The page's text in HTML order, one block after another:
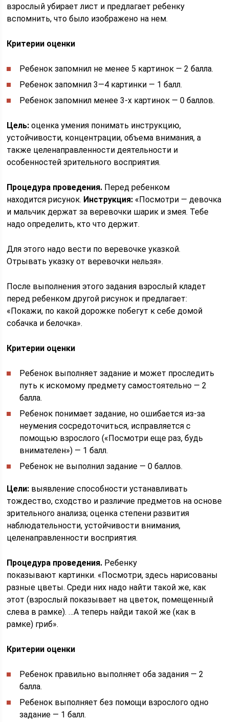
взрослый убирает лист и предлагает ребенку
вспомнить, что было изображено на нем.
Критерии оценки
Ребенок запомнил не менее 5 картинок — 2 балла.
Ребенок запомнил 3—4 картинки — 1 балл.
Ребенок запомнил менее 3-х картинок — 0 баллов.
Цель: оценка умения понимать инструкцию,
устойчивости, концентрации, объема внимания, а
также целенаправленности деятельности и
особенностей зрительного восприятия.
Процедура проведения. Перед ребенком
находится рисунок. Инструкция: «Посмотри — девочка
и мальчик держат за веревочки шарик и змея. Тебе
надо определить, кто что держит.
Для этого надо вести по веревочке указкой.
Отрывать указку от веревочки нельзя».
После выполнения этого задания взрослый кладет
перед ребенком другой рисунок и предлагает:
«Покажи, по какой дорожке побегут к себе домой
собачка и белочка».
Критерии оценки
Ребенок выполняет задание и может проследить
путь к искомому предмету самостоятельно — 2
балла.
Ребенок понимает задание, но ошибается из-за
неумения сосредоточиться, исправляется с
помощью взрослого («Посмотри еще раз, будь
внимателен») — 1 балл.
Ребенок не выполнил задание — 0 баллов.
Цели: выявление способности устанавливать
тождество, сходство и различие предметов на основе
зрительного анализа; оценка степени развития
наблюдательности, устойчивости внимания,
целенаправленности восприятия.
Процедура проведения. Ребенку
показывают картинки. «Посмотри, здесь нарисованы
разные цветы. Среди них надо найти такой же, как
этот (взрослый показывает на цветок, помещенный
слева в рамке). …А теперь найди такой же (как в
рамке) гриб».
Критерии оценки
Ребенок правильно выполняет оба задания — 2
балла.
Ребенок выполняет без помощи взрослого одно
задание — 1 балл.